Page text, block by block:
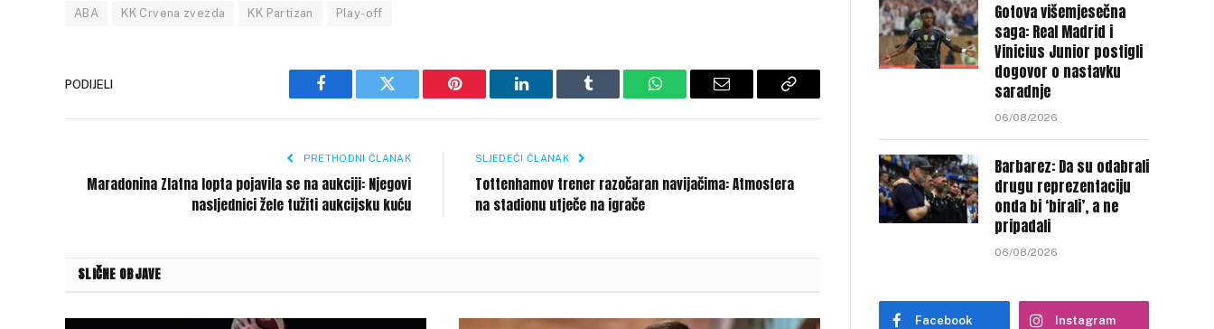
ABA KK Crvena zvezda KK Partizan Play-off
PODIJELI
Facebook Twitter Pinterest LinkedIn Tumblr WhatsAppEmail
Copy
PRETHODNI ČLANAK
Maradonina Zlatna lopta pojavila se na aukciji: Njegovi
nasljednici žele tužiti aukcijsku kuću
SLJEDEĆI ČLANAK
Tottenhamov trener razočaran navijačima: Atmosfera
na stadionu utječe na igrače
SLIČNE OBJAVE
Gotova višemjesečna
saga: Real Madrid i
Vinicius Junior postigli
dogovor o nastavku
saradnje
06/08/2026
Barbarez: Da su odabrali
drugu reprezentaciju
onda bi ‘birali’, a ne
pripadali
06/08/2026
Facebook Instagram